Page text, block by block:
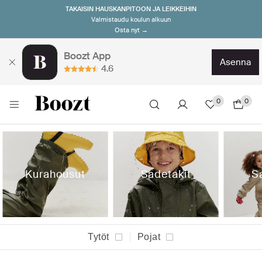
TAKAISIN HAUSKANPITOON JA LEIKKEIHIN
Valmistaudu koulun alkuun
Osta nyt →
Boozt App
4.6
asenna
0 0
Kurahousut Sadetakit
Tytöt Pojat